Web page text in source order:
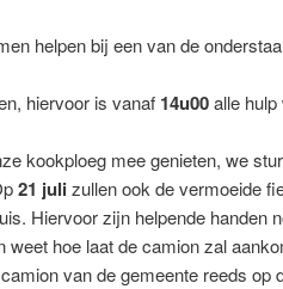
helpen bij een van de
hiervoor is vanaf 14u00alle
kookploeg mee genieten, we
21 julizullen ook de vermoeide
Hiervoor zijn helpende handen
hoe laat de camion zal
van de gemeente reeds op